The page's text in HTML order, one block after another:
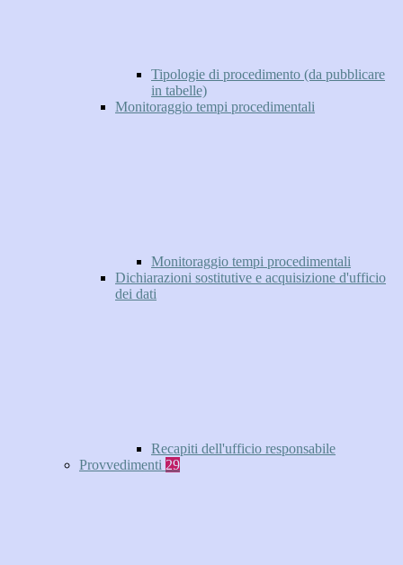
Tipologie di procedimento (da pubblicare
in tabelle)
Monitoraggio tempi procedimentali
Monitoraggio tempi procedimentali
Dichiarazioni sostitutive e acquisizione d'ufficio
dei dati
Recapiti dell'ufficio responsabile
Provvedimenti 29